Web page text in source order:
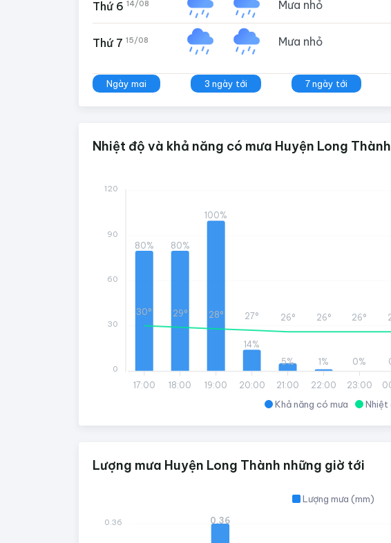
Thứ 6 14/08 Mưa nhỏ
Thứ 7 15/08 Mưa nhỏ
Ngày mai 3 ngày tới 7 ngày tới
Nhiệt độ và khả năng có mưa Huyện Long
Khả năng có mưa Nhiệt
17:00 18:00 19:00 20:00 21:00 22:00 23:00
80% 80%
100%
14%
5%
1% 0%
30° 29° 28° 27° 26° 26° 26°
120
90
60
30
0
Lượng mưa Huyện Long Thành những giờ tới
Lượng mưa (mm)
0.36
0.36